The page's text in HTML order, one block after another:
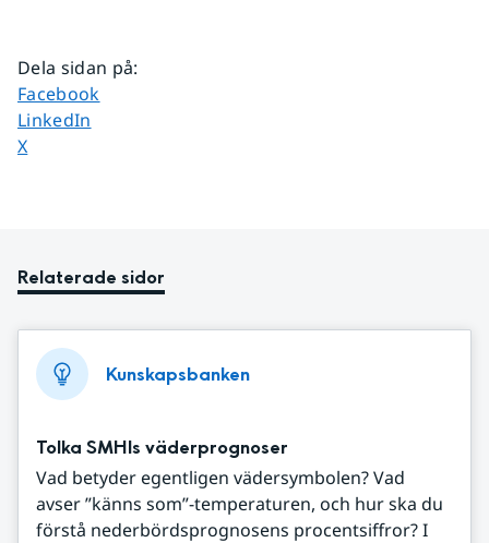
Dela sidan på:
Dela sidan på
Facebook
Dela sidan på
LinkedIn
Dela sidan på
X
Relaterade sidor
Kunskapsbanken
Tolka SMHIs väderprognoser
Vad betyder egentligen vädersymbolen? Vad
avser ”känns som”-temperaturen, och hur ska du
förstå nederbördsprognosens procentsiffror? I